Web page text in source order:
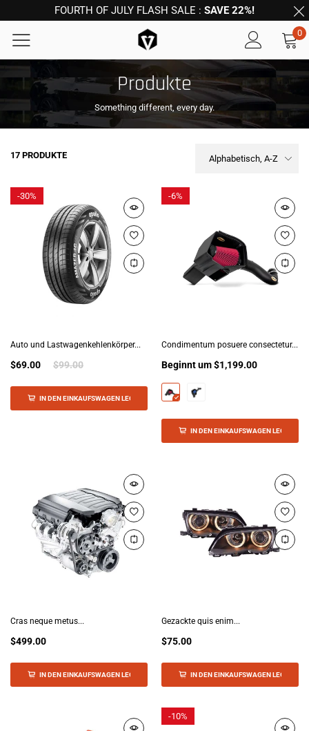
FOURTH OF JULY FLASH SALE : SAVE 22%!
0
Produkte
Something different, every day.
17 PRODUKTE Alphabetisch, A-Z
-30%
Auto und Lastwagenkehlenkörper...
$69.00 $99.00
IN DEN EINKAUFSWAGEN LEGEN
-6%
Condimentum posuere consectetur...
Beginnt um$1,199.00
IN DEN EINKAUFSWAGEN LEGEN
Cras neque metus...
$499.00
IN DEN EINKAUFSWAGEN LEGEN
Gezackte quis enim...
$75.00
IN DEN EINKAUFSWAGEN LEGEN
-10%